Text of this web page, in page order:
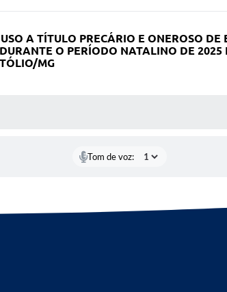
A TÍTULO PRECÁRIO E ONEROSO DE
O PERÍODO NATALINO DE
MG
Tom de voz: